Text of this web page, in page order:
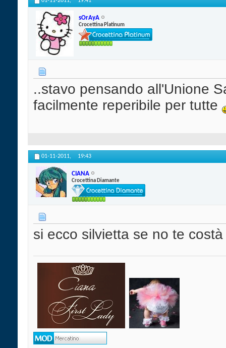
sOrAyA
Crocettina Platinum
..stavo pensando all'Unione
facilmente reperibile per tutte
01-11-2011, 19:43
CIANA
Crocettina Diamante
si ecco silvietta se no te